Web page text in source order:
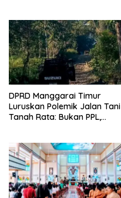
DPRD Manggarai Timur
Luruskan Polemik Jalan Tani
Tanah Rata: Bukan PPL,